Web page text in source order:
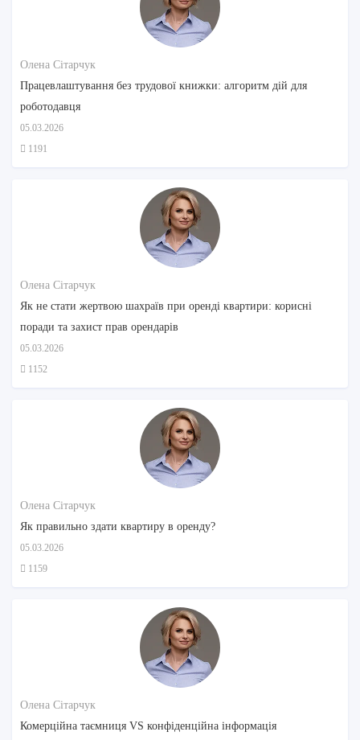
Олена Сітарчук
Працевлаштування без трудової книжки: алгоритм дій для
роботодавця
05.03.2026
1191
Олена Сітарчук
Як не стати жертвою шахраїв при оренді квартири: корисні
поради та захист прав орендарів
05.03.2026
1152
Олена Сітарчук
Як правильно здати квартиру в оренду?
05.03.2026
1159
Олена Сітарчук
Комерційна таємниця VS конфіденційна інформація